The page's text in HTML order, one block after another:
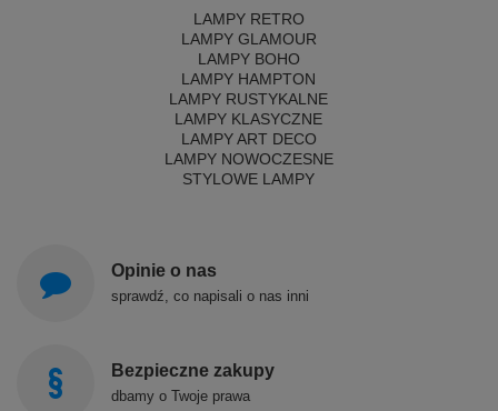
LAMPY RETRO
LAMPY GLAMOUR
LAMPY BOHO
LAMPY HAMPTON
LAMPY RUSTYKALNE
LAMPY KLASYCZNE
LAMPY ART DECO
LAMPY NOWOCZESNE
STYLOWE LAMPY
Opinie o nas
sprawdź, co napisali o nas inni
Bezpieczne zakupy
dbamy o Twoje prawa